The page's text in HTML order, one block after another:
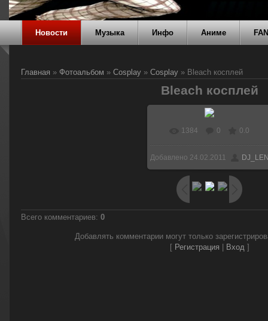
Новости Музыка Инфо Аниме
Главная » Фотоальбом » Cosplay » Cosplay » Bleach косплей
Bleach косплей
В реальном размере
512x768/ 39.7Kb
1384 0 0.0
Добавлено 24.02.2011
Всего комментариев: 0
Добавлять комментарии могут только
[ Регистрация Вход]